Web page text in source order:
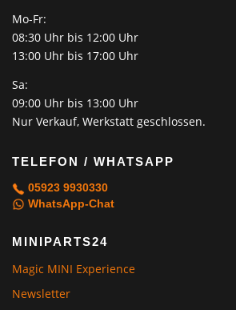
Mo-Fr:
08:30 Uhr bis 12:00 Uhr
13:00 Uhr bis 17:00 Uhr
Sa:
09:00 Uhr bis 13:00 Uhr
Nur Verkauf, Werkstatt geschlossen.
TELEFON / WHATSAPP
05923 9930330
WhatsApp-Chat
MINIPARTS24
Magic MINI Experience
Newsletter